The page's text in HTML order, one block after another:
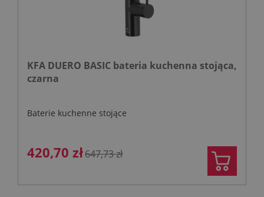
KFA DUERO BASIC bateria kuchenna stojąca,
czarna
Baterie kuchenne stojące
420,70 zł647,73 zł